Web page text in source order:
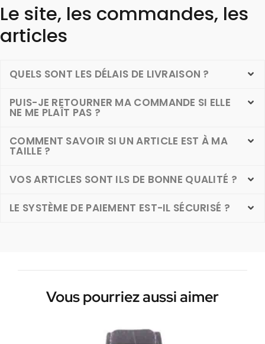
Le site, les commandes, les
articles
QUELS SONT LES DÉLAIS DE LIVRAISON ?
PUIS-JE RETOURNER MA COMMANDE SI ELLE
NE ME PLAÎT PAS ?
COMMENT SAVOIR SI UN ARTICLE EST À MA
TAILLE ?
VOS ARTICLES SONT ILS DE BONNE QUALITÉ ?
LE SYSTÈME DE PAIEMENT EST-IL SÉCURISÉ ?
Vous pourriez aussi aimer